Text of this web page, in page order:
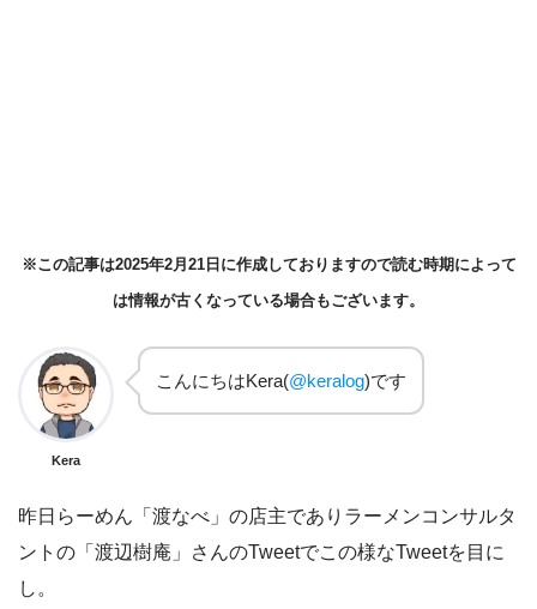
※この記事は2025年2月21日に作成しておりますので読む時期によって
は情報が古くなっている場合もございます。
Kera
こんにちはKera(@keralog)です
昨日らーめん「渡なべ」の店主でありラーメンコンサルタ
ントの「渡辺樹庵」さんのTweetでこの様なTweetを目に
し。